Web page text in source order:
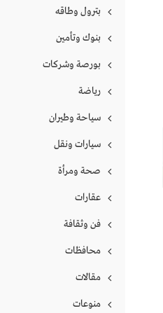
بترول وطاقه
بنوك وتأمين
بورصة وشركات
رياضة
سياحة وطيران
سيارات ونقل
صحة ومرأة
عقارات
فن وثقافة
محافظات
مقالات
منوعات